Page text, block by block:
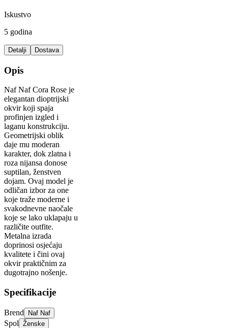
Iskustvo
5 godina
Detalji Dostava
Opis
Naf Naf Cora Rose je
elegantan dioptrijski
okvir koji spaja
profinjen izgled i
laganu konstrukciju.
Geometrijski oblik
daje mu moderan
karakter, dok zlatna i
roza nijansa donose
suptilan, ženstven
dojam. Ovaj model je
odličan izbor za one
koje traže moderne i
svakodnevne naočale
koje se lako uklapaju u
različite outfite.
Metalna izrada
doprinosi osjećaju
kvalitete i čini ovaj
okvir praktičnim za
dugotrajno nošenje.
Specifikacije
Brend Naf Naf
Spol Ženske